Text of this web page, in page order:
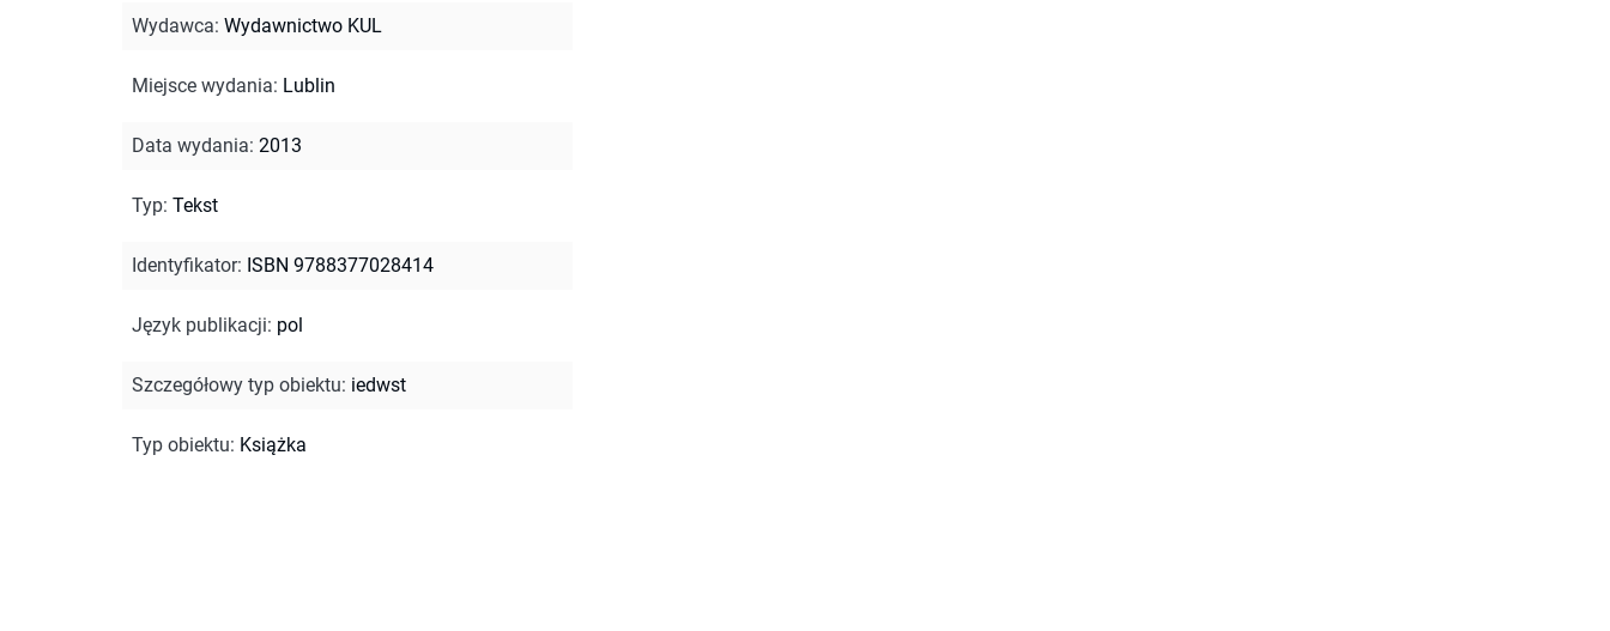
Wydawca: Wydawnictwo KUL
Miejsce wydania: Lublin
Data wydania: 2013
Typ: Tekst
Identyfikator: ISBN 9788377028414
Język publikacji: pol
Szczegółowy typ obiektu: iedwst
Typ obiektu: Książka